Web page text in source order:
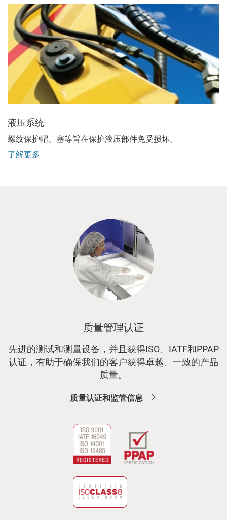
液压系统
螺纹保护帽、塞等旨在保护液压部件免受损坏。
了解更多
质量管理认证
先进的测试和测量设备，并且获得ISO、IATF和PPAP
认证，有助于确保我们的客户获得卓越、一致的产品
质量。
质量认证和监管信息